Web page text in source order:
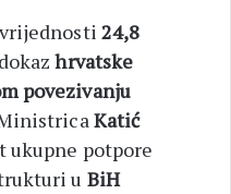
24,8
hrvatske
povezivanju
Katić
ukupne potpore
u BiH